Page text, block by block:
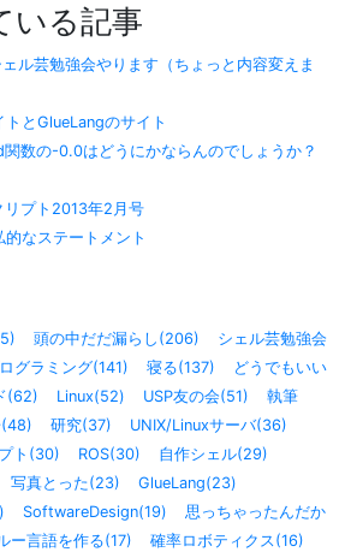
いる記事
ル芸勉強会やります（ちょっと内容変えま
トとGlueLangのサイト
数の-0.0はどうにかならんのでしょうか？
リプト2013年2月号
的なステートメント
頭の中だだ漏らし(206)
シェル芸勉強会
グラミング(141) 寝る(137)
どうでもいい
(62) Linux(52) USP友の会(51)
執筆
研究(37)
UNIX/Linuxサーバ(36)
ト(30) ROS(30)
自作シェル(29)
写真とった(23)
GlueLang(23)
SoftwareDesign(19)
思っちゃったんだか
ー言語を作る(17)
確率ロボティクス(16)